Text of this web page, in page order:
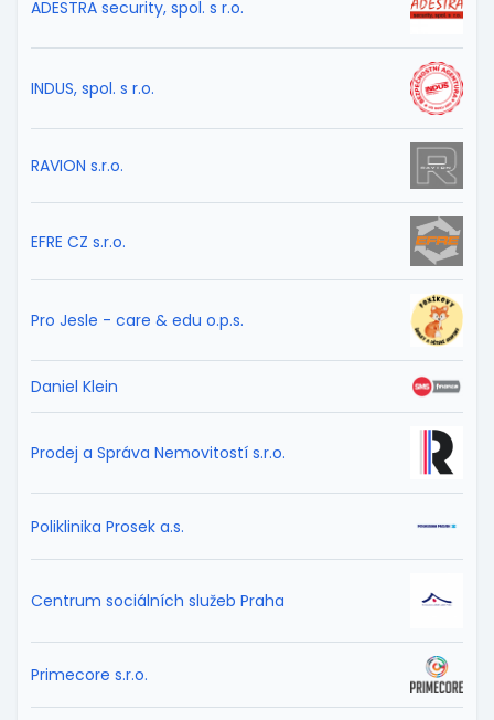
ADESTRA security, spol. s r.o.
INDUS, spol. s r.o.
RAVION s.r.o.
EFRE CZ s.r.o.
Pro Jesle - care & edu o.p.s.
Daniel Klein
Prodej a Správa Nemovitostí s.r.o.
Poliklinika Prosek a.s.
Centrum sociálních služeb Praha
Primecore s.r.o.